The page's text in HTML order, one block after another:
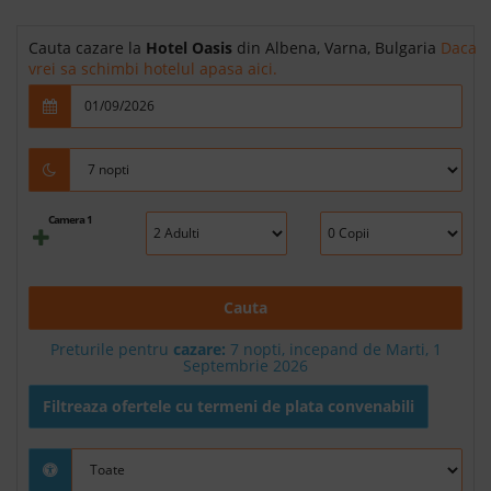
Cauta cazare la Hotel Oasis din Albena, Varna, Bulgaria Daca
vrei sa schimbi hotelul apasa aici.
Camera 1
Cauta
Preturile pentru cazare: 7 nopti, incepand de Marti, 1
Septembrie 2026
Filtreaza ofertele cu termeni de plata convenabili